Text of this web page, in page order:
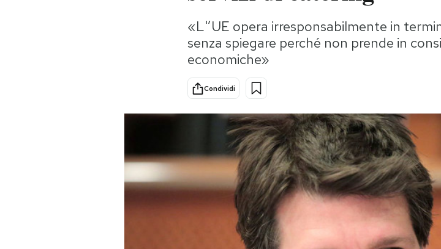
Altrecose
Mondiali calcio 2026
«L'’UE opera irresponsabilmente in
senza spiegare perché non prende in
economiche»
Condividi